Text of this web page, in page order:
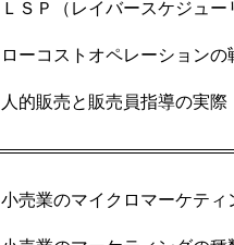
ＬＳＰ（レイバースケジュ
ローコストオペレーションの
人的販売と販売員指導の実際
小売業のマイクロマーケティ